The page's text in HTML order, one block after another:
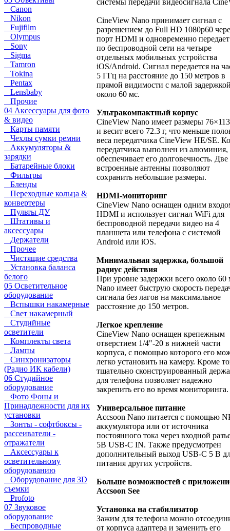
Canon
Nikon
Fujifilm
Olympus
Sony
Sigma
Tamron
Tokina
Pentax
Lensbaby
Прочие
04 Аксессуары для фото
& видео
Карты памяти
Чехлы сумки ремни
Аккумуляторы &
зарядки
Батарейные блоки
Фильтры
Бленды
Переходные кольца &
конвертеры
Пульты ДУ
Штативы и
аксессуары
Держатели
Прочее
Чистящие средства
Установка баланса
белого
05 Осветительное
оборудование
Вспышки накамерные
Свет накамерный
Студийные
осветители
Комплекты света
Лампы
Синхронизаторы
(Радио ИК кабели)
06 Студийное
оборудование
Фото Фоны и
Принадлежности для их
установки
Зонты - софтбоксы -
рассеиватели -
отражатели
Аксессуары к
осветительному
оборудованию
Оборудование для 3D
съемки
Profoto
07 Звуковое
оборудование
Беспроводные
CineView Nano принимает сигнал с
разрешением до Full HD 1080p60
порт HDMI и одновременно передает
по беспроводной сети на четыре
отдельных мобильных устройства
iOS/Android. Сигнал передается на
5 ГГц на расстояние до 150 метров в
прямой видимости с малой
около 60 мс.
Ультракомпактный корпус
CineView Nano имеет размеры
и весит всего 72.3 г, что меньше
веса передатчика CineView HE/SE.
передатчика выполнен из алюминия,
обеспечивает его долговечность. Две
встроенные антенны позволяют
сохранить небольшие размеры.
HDMI-мониторинг
CineView Nano оснащен одним
HDMI и использует сигнал WiFi для
беспроводной передачи видео на 4
планшета или телефона с системой
Android или iOS.
Минимальная задержка, большой
радиус действия
При уровне задержки всего около 60
Nano имеет быструю скорость
сигнала без лагов на максимальное
расстояние до 150 метров.
Легкое крепление
CineView Nano оснащен крепежным
отверстием 1/4"-20 в нижней части
корпуса, с помощью которого его
легко установить на камеру. Кроме
тщательно сконструированный
для телефона позволяет надежно
закрепить его во время мониторинга.
Универсальное питание
Accsoon Nano питается с помощью
аккумулятора или от источника
постоянного тока через входной
5В USB-C IN. Также предусмотрен
дополнительный выход USB-C 5 В
питания других устройств.
Больше возможностей с
Accsoon See
Установка на стабилизатор
Зажим для телефона можно
от корпуса адаптера и заменить его